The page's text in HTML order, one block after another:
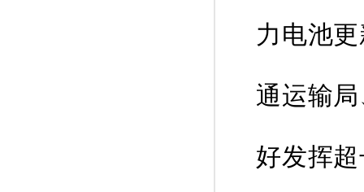
力电池
通运输
好发挥